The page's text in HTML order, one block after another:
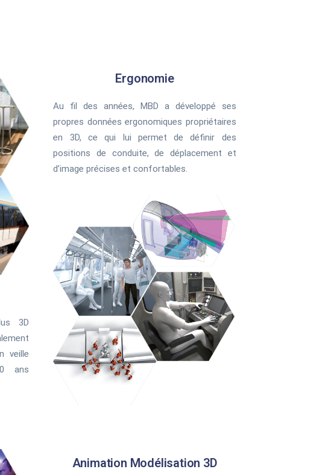
3D
veille
ans
Ergonomie
Au fil des années, MBD a développé ses
propres données ergonomiques propriétaires
en 3D, ce qui lui permet de définir des
positions de conduite, de déplacement et
d’image précises et confortables.
Animation Modélisation 3D